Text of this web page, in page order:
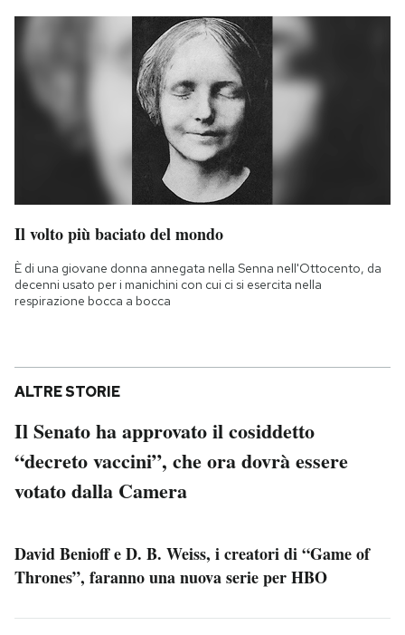
Il volto più baciato del mondo
È di una giovane donna annegata nella Senna nell'Ottocento, da
decenni usato per i manichini con cui ci si esercita nella
respirazione bocca a bocca
ALTRE STORIE
Il Senato ha approvato il cosiddetto
“decreto vaccini”, che ora dovrà essere
votato dalla Camera
David Benioff e D. B. Weiss, i creatori di “Game of
Thrones”, faranno una nuova serie per HBO